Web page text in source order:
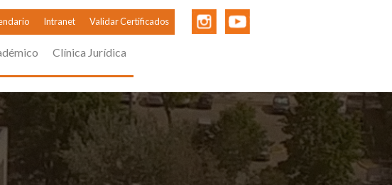
Intranet Validar Certificados
Clínica Jurídica